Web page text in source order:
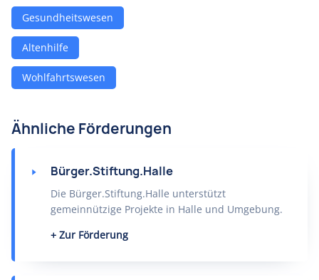
Gesundheitswesen
Altenhilfe
Wohlfahrtswesen
Ähnliche Förderungen
Bürger.Stiftung.Halle
Die Bürger.Stiftung.Halle unterstützt
gemeinnützige Projekte in Halle und Umgebung.
Zur Förderung